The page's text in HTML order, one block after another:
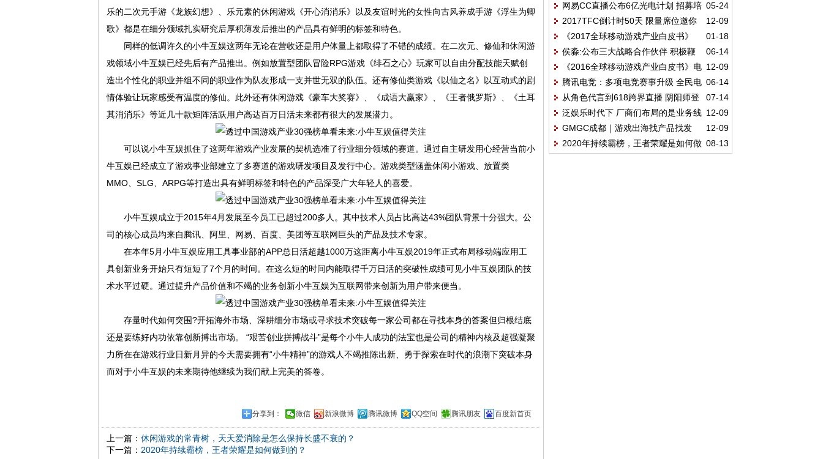
乐的二次元手游《龙族幻想》、乐元素的休闲游戏《开心消消乐》以及友谊时光的女性向古风养成手游《浮生为卿
歌》都是在细分领域扎实研究后厚积薄发后推出的产品具有鲜明的标签和特色。
同样的低调许久的小牛互娱这两年无论在营收还是用户体量上都取得了不错的成绩。在二次元、修仙和休闲游
戏领域小牛互娱已经先后有产品推出。例如放置型团队冒险RPG游戏《绯石之心》玩家可以自由分配技能天赋创
造出个性化的职业并组不同的职业作为队友形成一支并世无双的队伍。还有修仙类游戏《以仙之名》以互动式的剧
情体验让玩家感受有温度的修仙。此外还有休闲游戏《豪车大奖赛》、《成语大赢家》、《王者俄罗斯》、《土耳
其消消乐》等近几十款矩阵活跃用户高达百万日活未来都有很大的发展潜力。
可以说小牛互娱抓住了这两年游戏产业发展的契机选准了行业细分领域的赛道。通过自主研发用心经营当前小
牛互娱已经成立了游戏事业部建立了多赛道的游戏研发项目及发行中心。游戏类型涵盖休闲小游戏、放置类
MMO、SLG、ARPG等打造出具有鲜明标签和特色的产品深受广大年轻人的喜爱。
小牛互娱成立于2015年4月发展至今员工已超过200多人。其中技术人员占比高达43%团队背景十分强大。公
司的核心成员均来自腾讯、阿里、网易、百度、美团等互联网巨头的产品及技术专家。
在本年5月小牛互娱应用工具事业部的APP总日活超越1000万这距离小牛互娱2019年正式布局移动端应用工
具创新业务开始只有短短了7个月的时间。在这么短的时间内能取得千万日活的突破性成绩可见小牛互娱团队的技
术水平过硬。通过提升产品价值和不竭的业务创新小牛互娱为互联网带来创新为用户带来便当。
存量时代如何突围?开拓海外市场、深耕细分市场或寻求技术突破每一家公司都在寻找本身的答案但归根结底
还是要练好内功依靠创新搏出市场。 “艰苦创业拼搏战斗”是每个小牛人成功的法宝也是公司的精神内核及超强凝聚
力所在在游戏行业日新月异的今天需要拥有“小牛精神”的游戏人不竭推陈出新、勇于探索在时代的浪潮下突破本身
而对于小牛互娱的未来期待他继续为我们献上完美的答卷。
分享到： 微信 新浪微博 腾讯微博 QQ空间 腾讯朋友 百度新首页
上一篇： 休闲游戏的常青树，天天爱消除是怎么保持长盛不衰的？
下一篇： 2020年持续霸榜，王者荣耀是如何做到的？
05-24
网易CC直播公布6亿光电计划 招募培
养明星主播
12-09
2017TFC倒计时50天 限量席位邀你
共赴游戏海外盛宴
01-18
《2017全球移动游戏产业白皮书》
电子版正式发布
06-14
侯淼:公布三大战略合作伙伴 积极鞭
策电竞职业体育挨近
12-09
《2016全球移动游戏产业白皮书》电
子版正式发布
06-14
腾讯电竞：多项电竞赛事升级 全民电
竞时代来临
07-14
从角色代言到618跨界直播 阴阳师登
顶天猫母婴模玩类热榜
12-09
泛娱乐时代下 厂商们布局的是业务线
还是未来？
12-09
GMGC成都｜游戏出海找产品找发
行？来闭门对接会就对了
08-13
2020年持续霸榜，王者荣耀是如何做